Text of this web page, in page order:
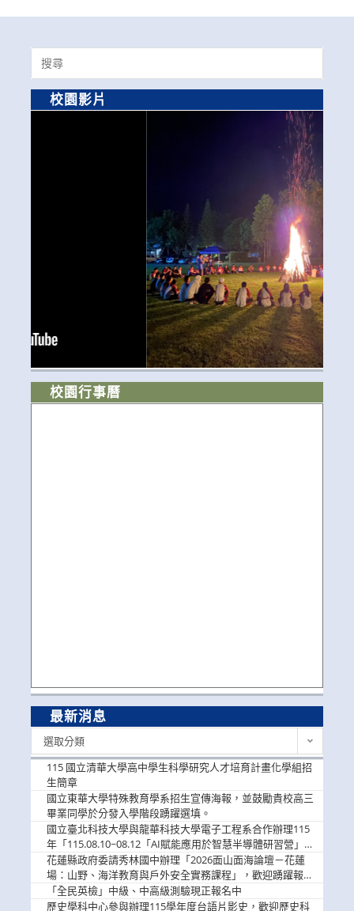
Search
for:
校園影片
校園行事曆
最新消息
選取分類
115 國立清華大學高中學生科學研究人才培育計畫化學組招
生簡章
國立東華大學特殊教育學系招生宣傳海報，並鼓勵貴校高三
畢業同學於分發入學階段踴躍選填。
國立臺北科技大學與龍華科技大學電子工程系合作辦理115
年「115.08.10~08.12「AI賦能應用於智慧半導體研習營」，
歡迎學生踴躍報名參加
花蓮縣政府委請秀林國中辦理「2026面山面海論壇－花蓮
場：山野、海洋教育與戶外安全實務課程」，歡迎踴躍報名
參加
「全民英檢」中級、中高級測驗現正報名中
歷史學科中心參與辦理115學年度台語片影史，歡迎歷史科